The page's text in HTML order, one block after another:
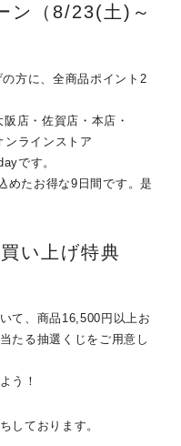
ン（8/23(土)～
方に、全商品ポイント2
店・佐賀店・本店・
ラインストア
です。
めたお得な9日間です。是
い上げ特典
て、商品16,500円以上お
たる抽選くじをご用意し
う！
しております。